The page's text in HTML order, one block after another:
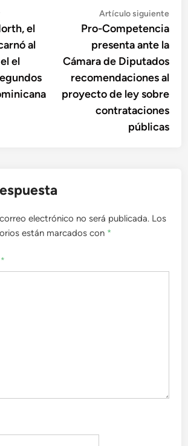
Artículo
anterior:
el
al
el
Artículo siguiente
Pro-Competencia
presenta ante la
Cámara de Diputados
recomendaciones al
proyecto de ley sobre
contrataciones
públicas
electrónico no será publicada. Los
están marcados con *
*